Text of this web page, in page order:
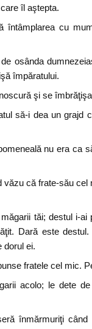
îl aştepta.
întâmplarea cu
osânda
împăratului.
şi se
să-i dea un grajd
nu era ca
văzu că frate-său
tăi; destul i-ai
Dară este
dorul ei.
fratele cel mic.
acolo; le dete
înmărmuriţi